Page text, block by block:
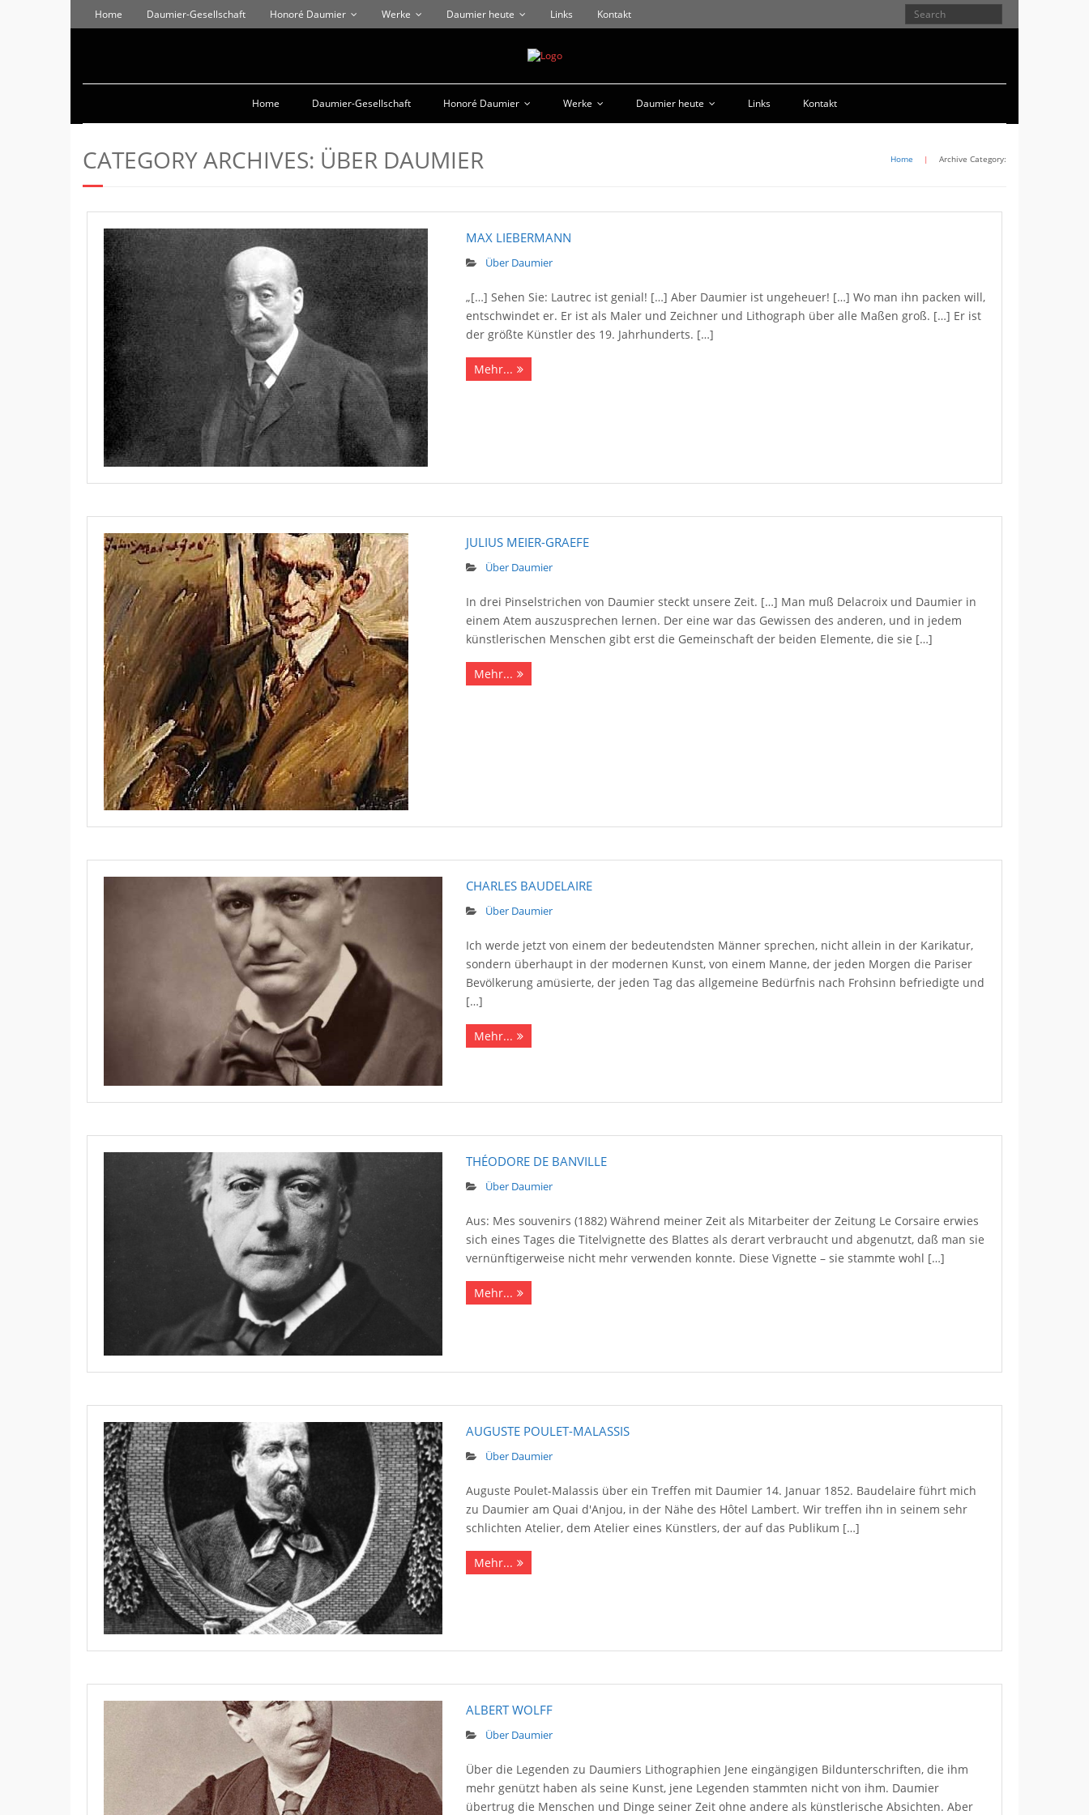
Home Daumier-Gesellschaft Honoré Daumier Werke Daumier heute Links Kontakt
Home Daumier-Gesellschaft Honoré Daumier Werke Daumier heute Links Kontakt
CATEGORY ARCHIVES: ÜBER DAUMIER Home | Archive Category:
MAX LIEBERMANN
Über Daumier
„[…] Sehen Sie: Lautrec ist genial! […] Aber Daumier ist ungeheuer! […] Wo man ihn packen will,
entschwindet er. Er ist als Maler und Zeichner und Lithograph über alle Maßen groß. […] Er ist
der größte Künstler des 19. Jahrhunderts. […]
Mehr...
JULIUS MEIER-GRAEFE
Über Daumier
In drei Pinselstrichen von Daumier steckt unsere Zeit. […] Man muß Delacroix und Daumier in
einem Atem auszusprechen lernen. Der eine war das Gewissen des anderen, und in jedem
künstle­rischen Menschen gibt erst die Gemein­schaft der beiden Elemente, die sie […]
Mehr...
CHARLES BAUDELAIRE
Über Daumier
Ich werde jetzt von einem der bedeutendsten Männer sprechen, nicht allein in der Karikatur,
sondern überhaupt in der modernen Kunst, von einem Manne, der jeden Morgen die Pariser
Bevölkerung amüsierte, der jeden Tag das allgemeine Bedürfnis nach Frohsinn befriedigte und
[…]
Mehr...
THÉODORE DE BANVILLE
Über Daumier
Aus: Mes souvenirs (1882) Während meiner Zeit als Mitarbeiter der Zeitung Le Corsaire erwies
sich eines Tages die Titelvignette des Blattes als derart verbraucht und abgenutzt, daß man sie
vernünftigerweise nicht mehr verwenden konnte. Diese Vignette – sie stammte wohl […]
Mehr...
AUGUSTE POULET-MALASSIS
Über Daumier
Auguste Poulet-Malassis über ein Treffen mit Daumier 14. Januar 1852. Baudelaire führt mich
zu Daumier am Quai d′Anjou, in der Nähe des Hôtel Lambert. Wir treffen ihn in seinem sehr
schlichten Atelier, dem Atelier eines Künstlers, der auf das Publikum […]
Mehr...
ALBERT WOLFF
Über Daumier
Über die Legenden zu Daumiers Lithographien Jene eingängigen Bildunterschriften, die ihm
mehr genützt haben als seine Kunst, jene Legenden stammten nicht von ihm. Daumier
übertrug die Menschen und Dinge seiner Zeit ohne andere als künstlerische Absichten. Aber